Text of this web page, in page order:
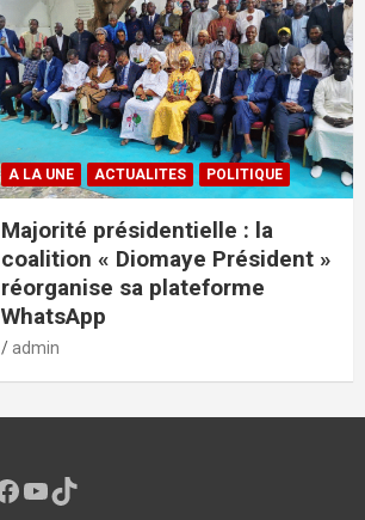
A LA UNE ACTUALITES POLITIQUE
Majorité présidentielle : la
coalition « Diomaye Président »
réorganise sa plateforme
WhatsApp
admin